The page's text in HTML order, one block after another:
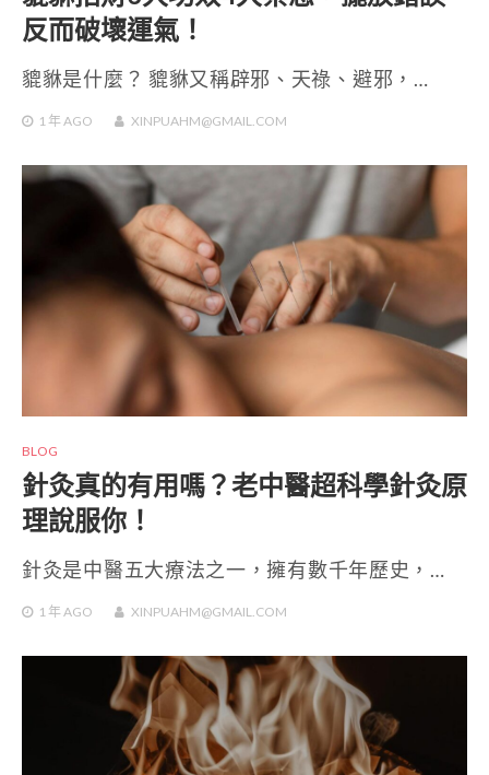
反而破壞運氣！
貔貅是什麼？ 貔貅又稱辟邪、天祿、避邪，…
1 年 AGO XINPUAHM@GMAIL.COM
BLOG
針灸真的有用嗎？老中醫超科學針灸原
理說服你！
針灸是中醫五大療法之一，擁有數千年歷史，…
1 年 AGO XINPUAHM@GMAIL.COM